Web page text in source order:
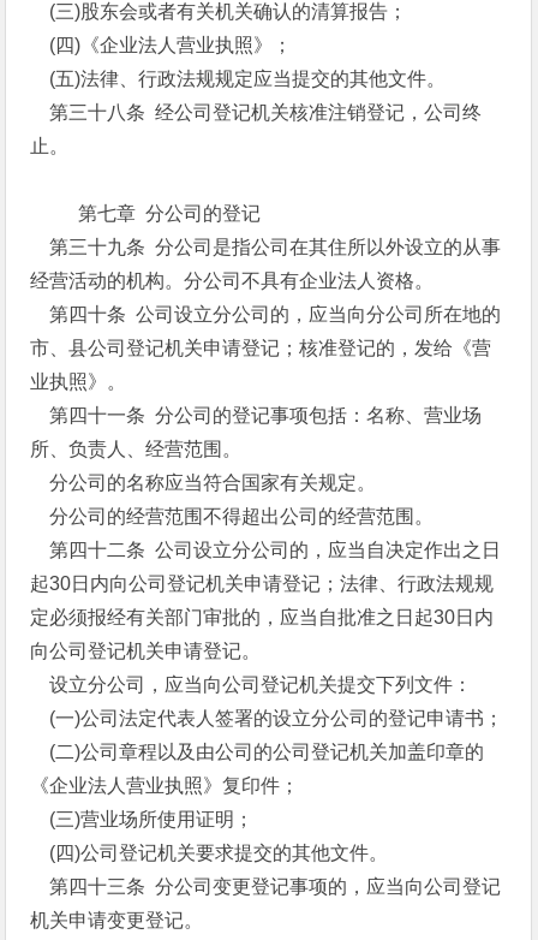
(三)股东会或者有关机关确认的清算报告；
(四)《企业法人营业执照》；
(五)法律、行政法规规定应当提交的其他文件。
第三十八条 经公司登记机关核准注销登记，公司终
止。
第七章 分公司的登记
第三十九条 分公司是指公司在其住所以外设立的从事
经营活动的机构。分公司不具有企业法人资格。
第四十条 公司设立分公司的，应当向分公司所在地的
市、县公司登记机关申请登记；核准登记的，发给《营
业执照》。
第四十一条 分公司的登记事项包括：名称、营业场
所、负责人、经营范围。
分公司的名称应当符合国家有关规定。
分公司的经营范围不得超出公司的经营范围。
第四十二条 公司设立分公司的，应当自决定作出之日
起30日内向公司登记机关申请登记；法律、行政法规规
定必须报经有关部门审批的，应当自批准之日起30日内
向公司登记机关申请登记。
设立分公司，应当向公司登记机关提交下列文件：
(一)公司法定代表人签署的设立分公司的登记申请书；
(二)公司章程以及由公司的公司登记机关加盖印章的
《企业法人营业执照》复印件；
(三)营业场所使用证明；
(四)公司登记机关要求提交的其他文件。
第四十三条 分公司变更登记事项的，应当向公司登记
机关申请变更登记。